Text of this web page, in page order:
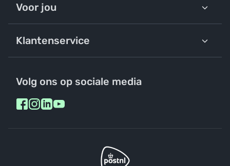
Voor jou
Klantenservice
Volg ons op sociale media